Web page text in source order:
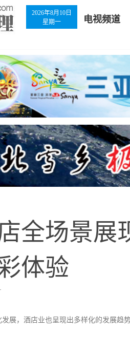
2026年8月10日
星期一
电视频道
全场景展
体验
发展，酒店业也呈现出多样化的发展